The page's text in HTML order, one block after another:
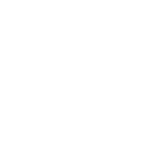
Upgrade –
Mix ab sofort für
Horror auf dem